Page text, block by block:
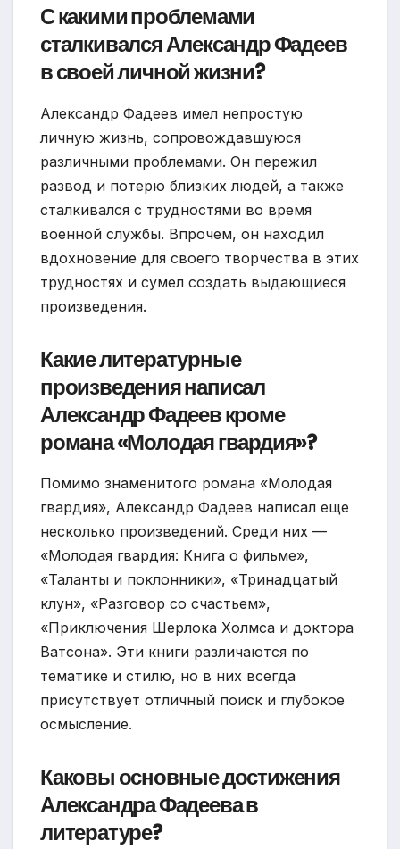
С какими проблемами
сталкивался Александр Фадеев
в своей личной жизни?
Александр Фадеев имел непростую
личную жизнь, сопровождавшуюся
различными проблемами. Он пережил
развод и потерю близких людей, а также
сталкивался с трудностями во время
военной службы. Впрочем, он находил
вдохновение для своего творчества в этих
трудностях и сумел создать выдающиеся
произведения.
Какие литературные
произведения написал
Александр Фадеев кроме
романа «Молодая гвардия»?
Помимо знаменитого романа «Молодая
гвардия», Александр Фадеев написал еще
несколько произведений. Среди них —
«Молодая гвардия: Книга о фильме»,
«Таланты и поклонники», «Тринадцатый
клун», «Разговор со счастьем»,
«Приключения Шерлока Холмса и доктора
Ватсона». Эти книги различаются по
тематике и стилю, но в них всегда
присутствует отличный поиск и глубокое
осмысление.
Каковы основные достижения
Александра Фадеева в
литературе?